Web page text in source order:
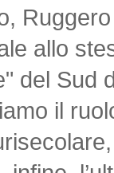
allo
del Sud
il